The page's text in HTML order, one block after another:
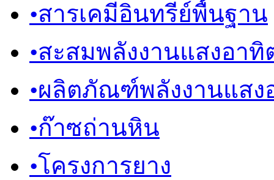
•สารเคมีอินทรีย์พื้นฐาน
•สะสมพลังงานแสงอาทิ
•ผลิตภัณฑ์พลังงานแสง
•ก๊าซถ่านหิน
•โครงการยาง